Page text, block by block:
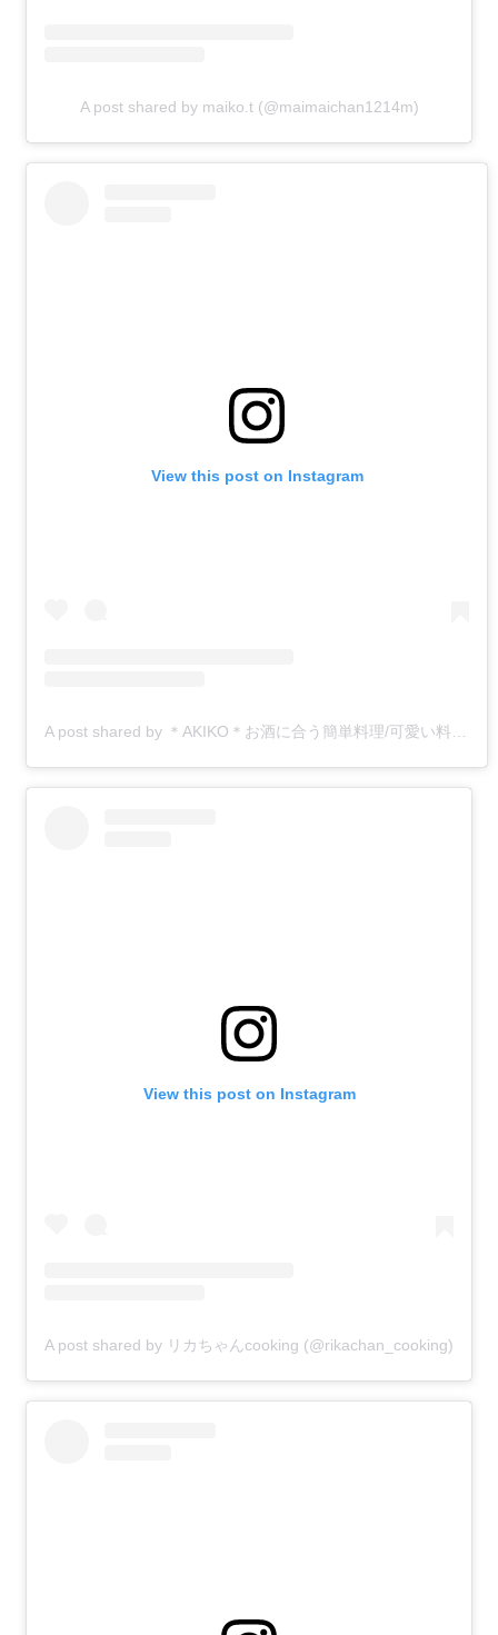
A post shared by maiko.t (@maimaichan1214m)
View this post on Instagram
View this post on Instagram
A post shared by リカちゃんcooking (@rikachan_cooking)